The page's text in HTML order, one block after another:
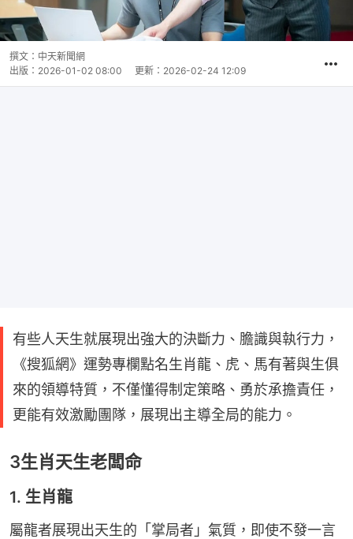
撰文： 中天新聞網
出版： 2026-01-02 08:00 更新： 2026-02-24 12:09
有些人天生就展現出強大的決斷力、膽識與執行力，
《搜狐網》運勢專欄點名生肖龍、虎、馬有著與生俱
來的領導特質，不僅懂得制定策略、勇於承擔責任，
更能有效激勵團隊，展現出主導全局的能力。
3生肖天生老闆命
1. 生肖龍
屬龍者展現出天生的「掌局者」氣質，即使不發一言